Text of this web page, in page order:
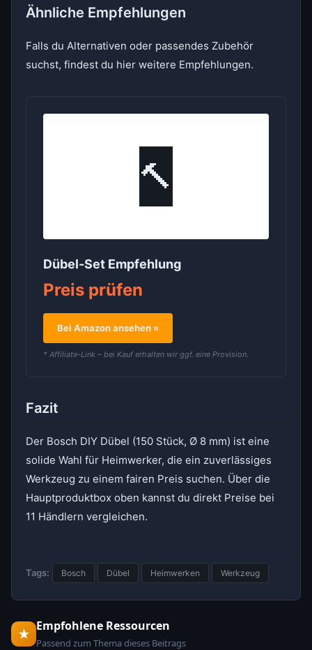
Ähnliche Empfehlungen
Falls du Alternativen oder passendes Zubehör
suchst, findest du hier weitere Empfehlungen.
🔨
Dübel-Set Empfehlung
Preis prüfen
Bei Amazon ansehen »
* Affiliate-Link – bei Kauf erhalten wir ggf. eine Provision.
Fazit
Der Bosch DIY Dübel (150 Stück, Ø 8 mm) ist eine
solide Wahl für Heimwerker, die ein zuverlässiges
Werkzeug zu einem fairen Preis suchen. Über die
Hauptproduktbox oben kannst du direkt Preise bei
11 Händlern vergleichen.
Tags: Bosch Dübel Heimwerken Werkzeug
★ Empfohlene Ressourcen
Passend zum Thema dieses Beitrags